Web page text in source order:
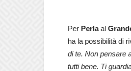
Per Perlaal
ha la possibilità di
di te. Non pensare
tutti bene. Ti